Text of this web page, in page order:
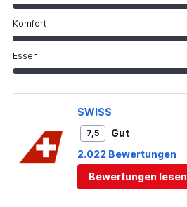
Komfort
Essen
SWISS
7,5
Gut
2.022 Bewertungen
Bewertungen lesen